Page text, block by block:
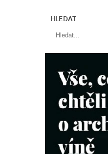
HLEDAT